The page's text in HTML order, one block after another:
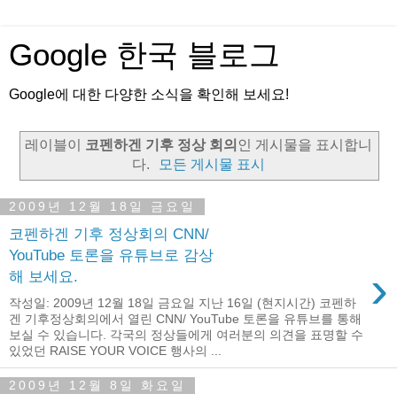
Google 한국 블로그
Google에 대한 다양한 소식을 확인해 보세요!
레이블이 코펜하겐 기후 정상 회의 인 게시물을 표시합니
다.
모든 게시물 표시
2009년 12월 18일 금요일
코펜하겐 기후 정상회의 CNN/
YouTube 토론을 유튜브로 감상
해 보세요.
›
작성일: 2009년 12월 18일 금요일 지난 16일 (현지시간) 코펜하
겐 기후정상회의에서 열린 CNN/ YouTube 토론을 유튜브를 통해
보실 수 있습니다. 각국의 정상들에게 여러분의 의견을 표명할 수
있었던 RAISE YOUR VOICE 행사의 ...
2009년 12월 8일 화요일